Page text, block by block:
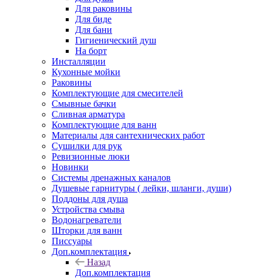
Для раковины
Для биде
Для бани
Гигиенический душ
На борт
Инсталляции
Кухонные мойки
Раковины
Комплектующие для смесителей
Смывные бачки
Сливная арматура
Комплектующие для ванн
Материалы для сантехнических работ
Сушилки для рук
Ревизионные люки
Новинки
Системы дренажных каналов
Душевые гарнитуры ( лейки, шланги, души)
Поддоны для душа
Устройства смыва
Водонагреватели
Шторки для ванн
Писсуары
Доп.комплектация
Назад
Доп.комплектация